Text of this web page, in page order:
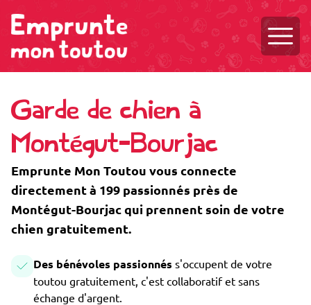
Garde de chien à
Montégut-Bourjac
Emprunte Mon Toutou vous connecte
directement à 199 passionnés près de
Montégut-Bourjac qui prennent soin de votre
chien gratuitement.
Des bénévoles passionnés s'occupent de votre
toutou gratuitement, c'est collaboratif et sans
échange d'argent.